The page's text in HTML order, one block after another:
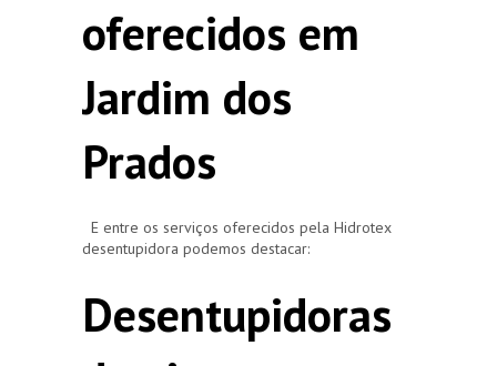
oferecidos em
Jardim dos
Prados
E entre os serviços oferecidos pela Hidrotex
desentupidora podemos destacar:
Desentupidoras